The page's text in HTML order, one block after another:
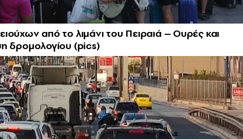
από το λιμάνι του Πειραιά – Ουρές και
δρομολογίου (pics)